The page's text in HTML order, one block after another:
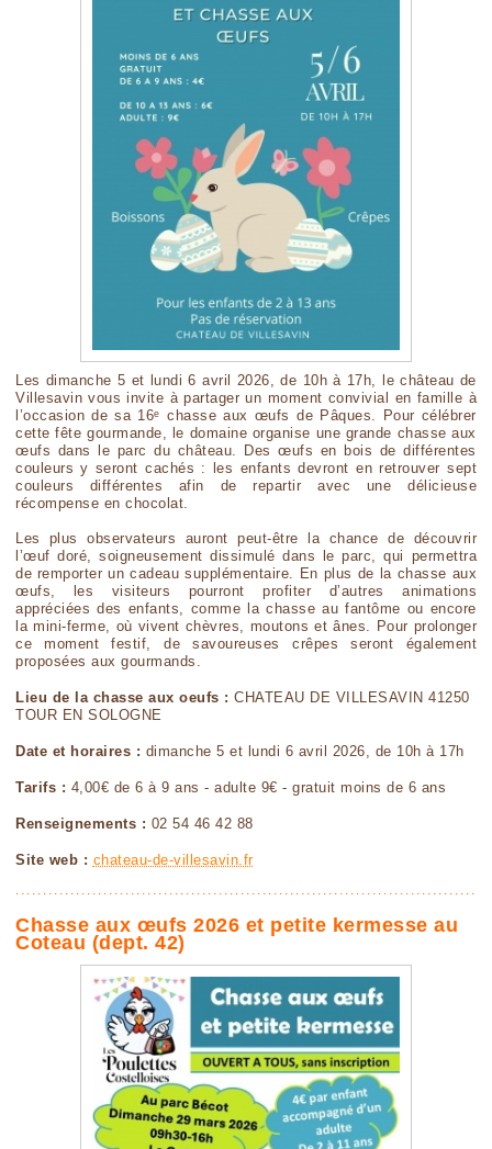
Les dimanche 5 et lundi 6 avril 2026, de 10h à 17h, le château de
Villesavin vous invite à partager un moment convivial en famille à
l’occasion de sa 16ᵉ chasse aux œufs de Pâques. Pour célébrer
cette fête gourmande, le domaine organise une grande chasse aux
œufs dans le parc du château. Des œufs en bois de différentes
couleurs y seront cachés : les enfants devront en retrouver sept
couleurs différentes afin de repartir avec une délicieuse
récompense en chocolat.
Les plus observateurs auront peut-être la chance de découvrir
l’œuf doré, soigneusement dissimulé dans le parc, qui permettra
de remporter un cadeau supplémentaire. En plus de la chasse aux
œufs, les visiteurs pourront profiter d’autres animations
appréciées des enfants, comme la chasse au fantôme ou encore
la mini-ferme, où vivent chèvres, moutons et ânes. Pour prolonger
ce moment festif, de savoureuses crêpes seront également
proposées aux gourmands.
Lieu de la chasse aux oeufs : CHATEAU DE VILLESAVIN 41250
TOUR EN SOLOGNE
Date et horaires : dimanche 5 et lundi 6 avril 2026, de 10h à 17h
Tarifs : 4,00€ de 6 à 9 ans - adulte 9€ - gratuit moins de 6 ans
Renseignements : 02 54 46 42 88
Site web : chateau-de-villesavin.fr
Chasse aux œufs 2026 et petite kermesse au
Coteau (dept. 42)